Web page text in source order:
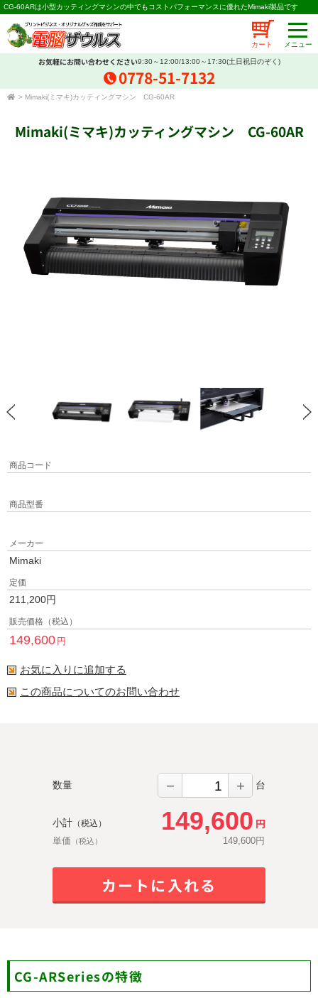
CG-60ARは小型カッティングマシンの中でもコストパフォーマンスに優れたMimaki製品です
カート
お気軽にお問い合わせください9:30～12:00/13:00～17:30(土日祝日のぞく)
0778-51-7132
> Mimaki(ミマキ)カッティングマシン CG-60AR
Mimaki(ミマキ)カッティングマシン CG-60AR
CG-ARSeriesの特徴
商品コード
商品型番
メーカー
Mimaki
定価
211,200円
販売価格（税込）
149,600 円
お気に入りに追加する
この商品についてのお問い合わせ
数量 － ＋ 台
小計 （税込） 149,600 円
単価 （税込） 149,600円
カートに入れる